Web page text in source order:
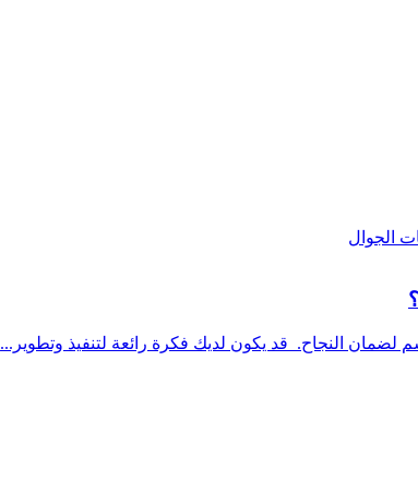
الجوال
النجاح. قد يكون لديك فكرة رائعة لتنفيذ وتطوير...